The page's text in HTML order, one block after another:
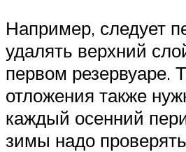
Например, следует
удалять верхний
первом резервуаре.
отложения также
каждый осенний
зимы надо